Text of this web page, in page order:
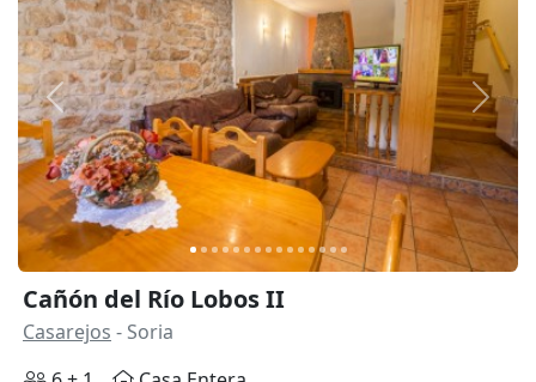
Anterior
Cañón del Río Lobos II
Casarejos - Soria